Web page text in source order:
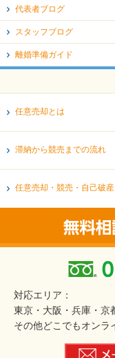
代表者ブログ
スタッフブログ
離婚準備ガイド
任意売却とは
滞納から競売までの流れ
任意売却・競売・自己破
対応エリア：
東京・大阪・兵庫・京
その他どこでもオンラ